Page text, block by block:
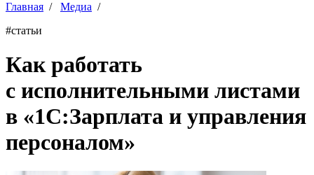
Главная / Медиа /
#статьи
Как работать
с исполнительными листами
в «1С:Зарплата и управления
персоналом»